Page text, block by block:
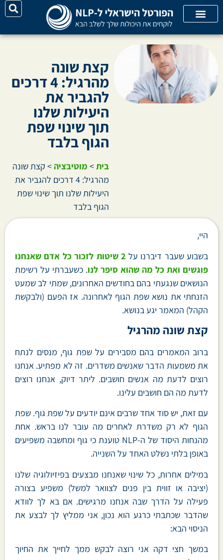
קצת שונה
מהרגיל: 4 דרכים
להגביר את
היעילות שלנו
תוך שינוי שפת
הגוף בלבד
בית> מוטיבציה> קצת שונה
מהרגיל: 4 דרכים להגביר את
היעילות שלנו תוך שינוי שפת
הגוף בלבד
היי,
בשבוע שעבר דיברנו על
2 שיטות לזכור כל אדם שאנחנו
פוגשים ואת כל מה שהוא סיפר לנו. כשעברתי על רשימת
הנושאים שנגעתי בהם בחודשים האחרונים, שמתי לב שמעט
הזנחתי את נושא שפת הגוף לאחרונה. אז הפעם (ולבקשת
הקהל) המאמר יגע בנושא.
קצת שונה מהרגיל
ברוב המאמרים בהם מסבירים על שפת גוף, מנסים לנתח
את משמעות הדבר שאנשים משדרים. זה לא מפתיע. אנחנו
רוצים לדעת מה אנשים חושבים. ליתר דיוק, אנחנו רוצים
לדעת מה הם חושבים עלינו.
עם זאת, יש סוד אחד שרבים אינם יודעים על שפת גוף. שפת
הגוף לא רק משדרת לאחרים מה עובר לנו בראש. אחת
מהנחות היסוד של ה-NLP טוענת כי גוף ומחשבה משפיעים
באופן בלתי נשלט האחד על השנייה.
במילים אחרות, כל שינוי שאנחנו מבצעים בפיזיולוגיה שלנו
(יציבה או זווית בין פנים לצוואר למשל) משפיע בצורה
פעילה על הדרך שבה אנחנו מרגישים. אם בא לך לוודא
שהדבר שכתבתי כרגע הוא נכון, אני ממליץ לך לבצע את
הניסוי הבא:
במשך חצי דקה אני רוצה לבקש ממך לחייך את החיוך